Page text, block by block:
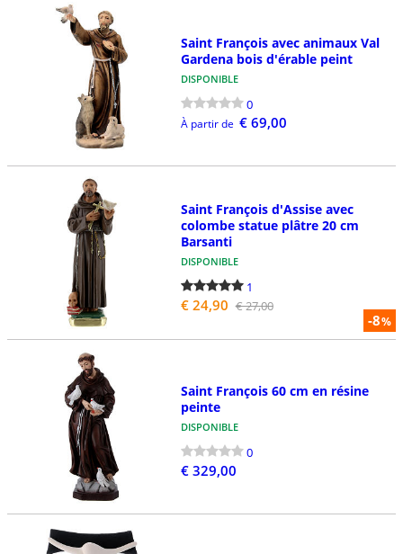
Saint François avec animaux Val
Gardena bois d'érable peint
DISPONIBLE
0
À partir de € 69,00
-8%
Saint François d'Assise avec
colombe statue plâtre 20 cm
Barsanti
DISPONIBLE
1
€ 24,90 € 27,00
Saint François 60 cm en résine
peinte
DISPONIBLE
0
€ 329,00